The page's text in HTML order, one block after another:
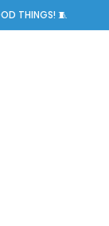
THINGS! 🧵